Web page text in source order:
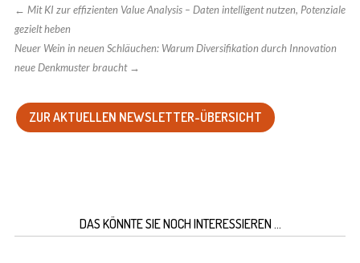
← Mit KI zur effizienten Value Analysis – Daten intelligent nutzen, Potenziale
gezielt heben
Neuer Wein in neuen Schläuchen: Warum Diversifikation durch Innovation
neue Denkmuster braucht→
ZUR AKTUELLEN NEWSLETTER-ÜBERSICHT
DAS KÖNNTE SIE NOCH INTERESSIEREN …